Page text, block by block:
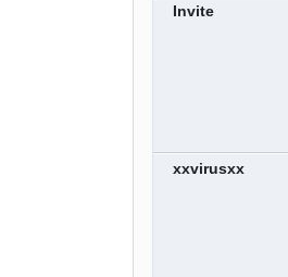
Invite
xxvirusxx